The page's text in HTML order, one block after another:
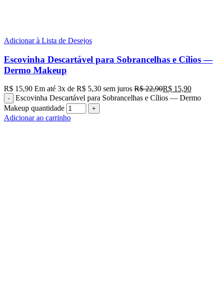
Adicionar à Lista de Desejos
Escovinha Descartável para Sobrancelhas e Cílios —
Dermo Makeup
R$ 15,90 Em até 3x de R$ 5,30 sem juros R$22,90R$ 15,90
Escovinha Descartável para Sobrancelhas e Cílios — Dermo
Makeup quantidade
Adicionar ao carrinho